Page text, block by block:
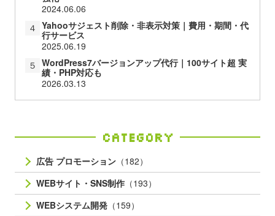
2024.06.06
４ Yahooサジェスト削除・非表示対策｜費用・期間・代
行サービス
2025.06.19
５ WordPress7バージョンアップ代行｜100サイト超 実
績・PHP対応も
2026.03.13
Category
広告 プロモーション （182）
WEBサイト・SNS制作 （193）
WEBシステム開発 （159）